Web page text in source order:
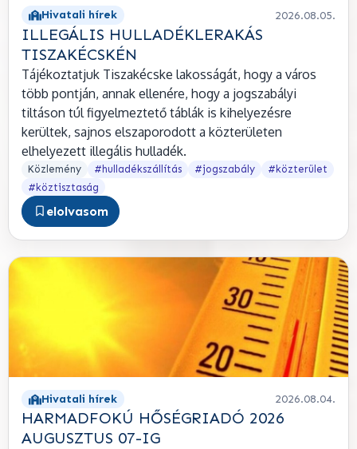
Hivatali hírek 2026.08.05.
ILLEGÁLIS HULLADÉKLERAKÁS
TISZAKÉCSKÉN
Tájékoztatjuk Tiszakécske lakosságát, hogy a város
több pontján, annak ellenére, hogy a jogszabályi
tiltáson túl figyelmeztető táblák is kihelyezésre
kerültek, sajnos elszaporodott a közterületen
elhelyezett illegális hulladék.
Közlemény #hulladékszállítás #jogszabály
#közterület
#köztisztaság
elolvasom
Hivatali hírek 2026.08.04.
HARMADFOKÚ HŐSÉGRIADÓ 2026
AUGUSZTUS 07-IG